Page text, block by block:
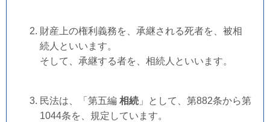
財産上の権利義務を、承継される死者を、被相
続人といいます。
そして、承継する者を、相続人といいます。
民法は、「第五編 相続 」として、第882条から第
1044条を、規定しています。